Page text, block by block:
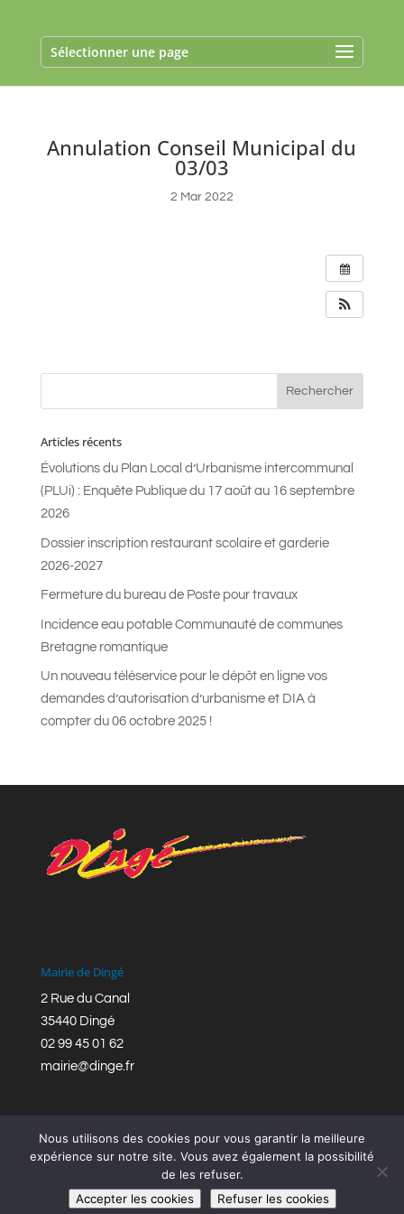
Sélectionner une page
Annulation Conseil Municipal du
03/03
2 Mar 2022
Articles récents
Évolutions du Plan Local d’Urbanisme intercommunal
(PLUi) : Enquête Publique du 17 août au 16 septembre
2026
Dossier inscription restaurant scolaire et garderie
2026-2027
Fermeture du bureau de Poste pour travaux
Incidence eau potable Communauté de communes
Bretagne romantique
Un nouveau téléservice pour le dépôt en ligne vos
demandes d’autorisation d’urbanisme et DIA à
compter du 06 octobre 2025 !
Mairie de Dingé
2 Rue du Canal
35440 Dingé
02 99 45 01 62
mairie@dinge.fr
Réalisation © Mairie de Dingé,Bretagne Romantique
Mentions légales|Politique de confidentialité
Nous utilisons des cookies pour vous garantir la meilleure
expérience sur notre site. Vous avez également la possibilité
de les refuser.
Accepter les cookies
Refuser les cookies